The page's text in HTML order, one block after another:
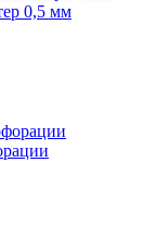
0,5 мм